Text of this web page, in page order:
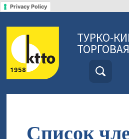
Privacy Policy
ТУРКО-
Список